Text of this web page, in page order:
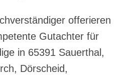
offerieren
Gutachter für
in 65391 Sauerthal,
Dörscheid,